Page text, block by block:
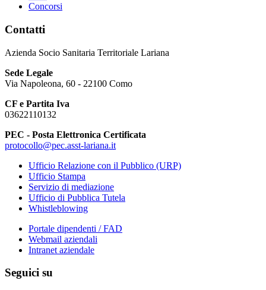
Concorsi
Contatti
Azienda Socio Sanitaria Territoriale Lariana
Sede Legale
Via Napoleona, 60 - 22100 Como
CF e Partita Iva
03622110132
PEC - Posta Elettronica Certificata
protocollo@pec.asst-lariana.it
Ufficio Relazione con il Pubblico (URP)
Ufficio Stampa
Servizio di mediazione
Ufficio di Pubblica Tutela
Whistleblowing
Portale dipendenti / FAD
Webmail aziendali
Intranet aziendale
Seguici su